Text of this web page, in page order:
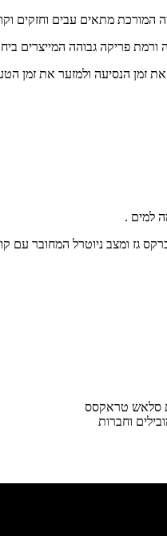
המורכת מתאים עבים וחזקים
פריקה גבוהה המייצרים
זמן הנסיעה ולמזער את זמן
גז ומצב ניוטרל המחובר עם
סלאש טראקסס
וחברות